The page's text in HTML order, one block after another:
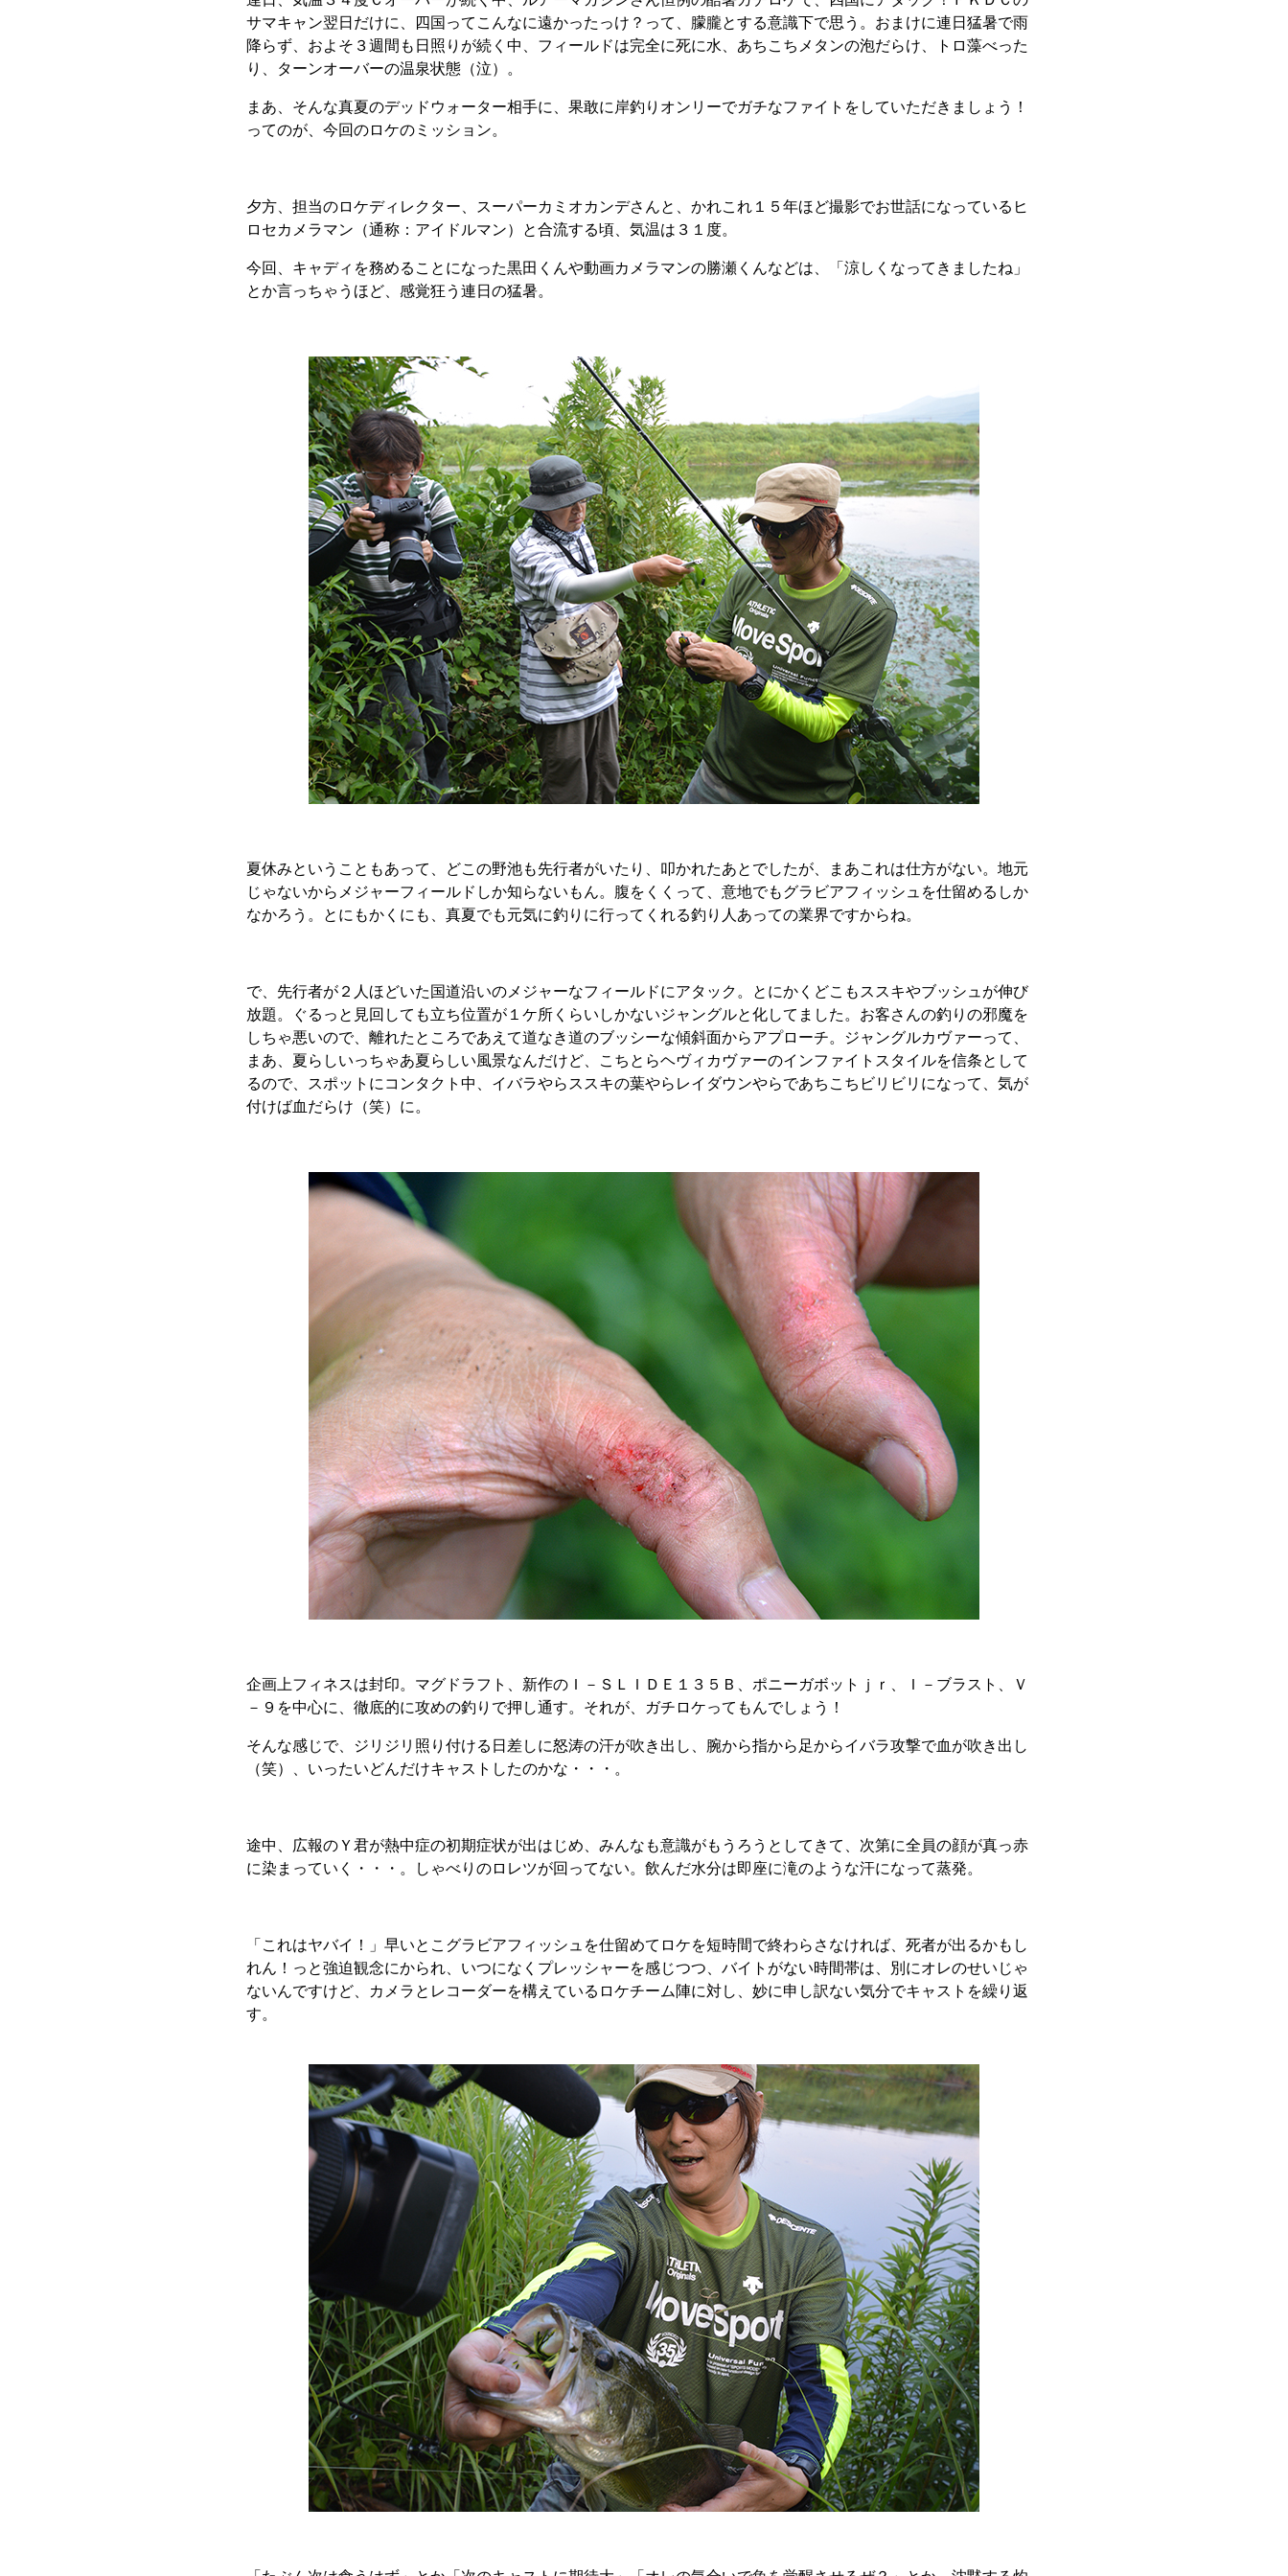
サマキャン翌日だけに、四国ってこんなに遠かったっけ？って、朦朧とする意識下で思う。おまけに連日猛暑で雨
降らず、およそ３週間も日照りが続く中、フィールドは完全に死に水、あちこちメタンの泡だらけ、トロ藻べった
り、ターンオーバーの温泉状態（泣）。
まあ、そんな真夏のデッドウォーター相手に、果敢に岸釣りオンリーでガチなファイトをしていただきましょう！
ってのが、今回のロケのミッション。
夕方、担当のロケディレクター、スーパーカミオカンデさんと、かれこれ１５年ほど撮影でお世話になっているヒ
ロセカメラマン（通称：アイドルマン）と合流する頃、気温は３１度。
今回、キャディを務めることになった黒田くんや動画カメラマンの勝瀬くんなどは、「涼しくなってきましたね」
とか言っちゃうほど、感覚狂う連日の猛暑。
夏休みということもあって、どこの野池も先行者がいたり、叩かれたあとでしたが、まあこれは仕方がない。地元
じゃないからメジャーフィールドしか知らないもん。腹をくくって、意地でもグラビアフィッシュを仕留めるしか
なかろう。とにもかくにも、真夏でも元気に釣りに行ってくれる釣り人あっての業界ですからね。
で、先行者が２人ほどいた国道沿いのメジャーなフィールドにアタック。とにかくどこもススキやブッシュが伸び
放題。ぐるっと見回しても立ち位置が１ケ所くらいしかないジャングルと化してました。お客さんの釣りの邪魔を
しちゃ悪いので、離れたところであえて道なき道のブッシーな傾斜面からアプローチ。ジャングルカヴァーって、
まあ、夏らしいっちゃあ夏らしい風景なんだけど、こちとらヘヴィカヴァーのインファイトスタイルを信条として
るので、スポットにコンタクト中、イバラやらススキの葉やらレイダウンやらであちこちビリビリになって、気が
付けば血だらけ（笑）に。
企画上フィネスは封印。マグドラフト、新作のＩ－ＳＬＩＤＥ１３５Ｂ、ポニーガボットｊｒ、Ｉ－ブラスト、Ｖ
－９を中心に、徹底的に攻めの釣りで押し通す。それが、ガチロケってもんでしょう！
そんな感じで、ジリジリ照り付ける日差しに怒涛の汗が吹き出し、腕から指から足からイバラ攻撃で血が吹き出し
（笑）、いったいどんだけキャストしたのかな・・・。
途中、広報のＹ君が熱中症の初期症状が出はじめ、みんなも意識がもうろうとしてきて、次第に全員の顔が真っ赤
に染まっていく・・・。しゃべりのロレツが回ってない。飲んだ水分は即座に滝のような汗になって蒸発。
「これはヤバイ！」早いとこグラビアフィッシュを仕留めてロケを短時間で終わらさなければ、死者が出るかもし
れん！っと強迫観念にかられ、いつになくプレッシャーを感じつつ、バイトがない時間帯は、別にオレのせいじゃ
ないんですけど、カメラとレコーダーを構えているロケチーム陣に対し、妙に申し訳ない気分でキャストを繰り返
す。